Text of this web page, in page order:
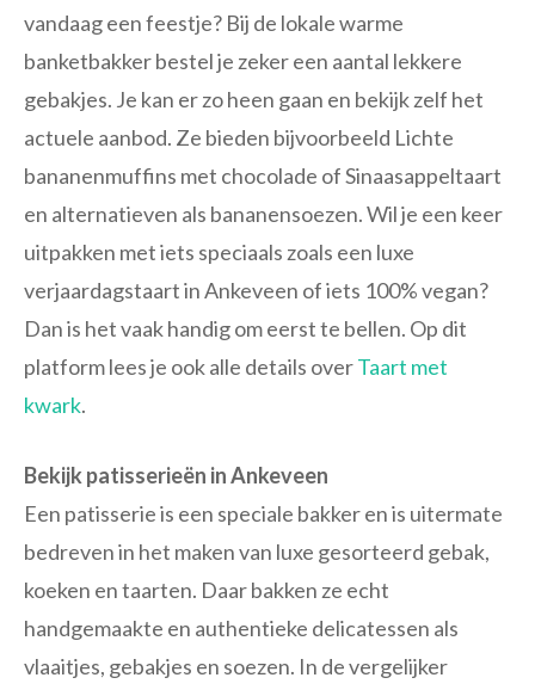
vandaag een feestje? Bij de lokale warme
banketbakker bestel je zeker een aantal lekkere
gebakjes. Je kan er zo heen gaan en bekijk zelf het
actuele aanbod. Ze bieden bijvoorbeeld Lichte
bananenmuffins met chocolade of Sinaasappeltaart
en alternatieven als bananensoezen. Wil je een keer
uitpakken met iets speciaals zoals een luxe
verjaardagstaart in Ankeveen of iets 100% vegan?
Dan is het vaak handig om eerst te bellen. Op dit
platform lees je ook alle details overTaart met
kwark.
Bekijk patisserieën in Ankeveen
Een patisserie is een speciale bakker en is uitermate
bedreven in het maken van luxe gesorteerd gebak,
koeken en taarten. Daar bakken ze echt
handgemaakte en authentieke delicatessen als
vlaaitjes, gebakjes en soezen. In de vergelijker